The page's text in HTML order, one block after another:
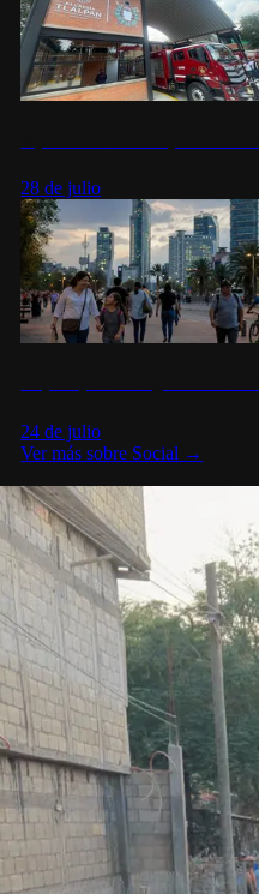
28 de julio
24 de julio
Ver más sobre Social →